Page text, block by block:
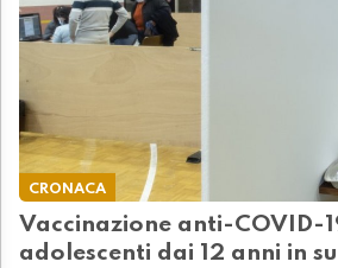
CRONACA
Vaccinazione anti-COVID-
adolescenti dai 12 anni in